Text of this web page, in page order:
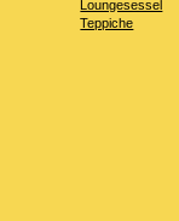
Loungesessel
Teppiche